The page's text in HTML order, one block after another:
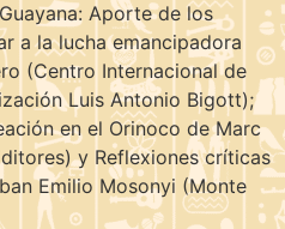
Aporte de los
a la lucha emancipadora
(Centro Internacional de
Luis Antonio Bigott);
en el Orinoco de Marc
y Reflexiones críticas
Emilio Mosonyi (Monte